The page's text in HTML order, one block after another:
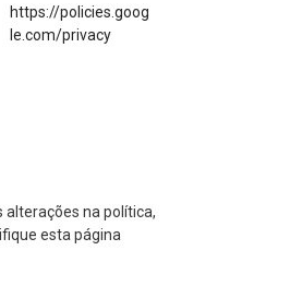
https://policies.goog
le.com/privacy
na política,
esta página